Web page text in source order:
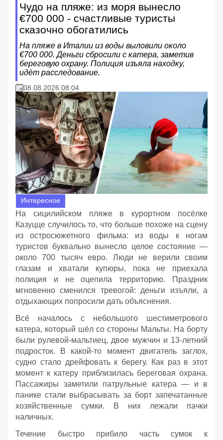
Чудо на пляже: из моря вынесло
€700 000 - счастливые туристы
сказочно обогатились
На пляже в Италии из воды выловили около
€700 000. Деньги сбросили с катера, заметив
береговую охрану. Полиция изъяла находку,
идёт расследование.
08.08.2026 08:04
Интересное
На сицилийском пляже в курортном посёлке
Казуцце случилось то, что больше похоже на сцену
из остросюжетного фильма: из воды к ногам
туристов буквально вынесло целое состояние —
около 700 тысяч евро. Люди не верили своим
глазам и хватали купюры, пока не приехала
полиция и не оцепила территорию. Праздник
мгновенно сменился тревогой: деньги изъяли, а
отдыхающих попросили дать объяснения.
Всё началось с небольшого шестиметрового
катера, который шёл со стороны Мальты. На борту
были рулевой‑мальтиец, двое мужчин и 13‑летний
подросток. В какой‑то момент двигатель заглох,
судно стало дрейфовать к берегу. Как раз в этот
момент к катеру приблизилась береговая охрана.
Пассажиры заметили патрульные катера — и в
панике стали выбрасывать за борт запечатанные
хозяйственные сумки. В них лежали пачки
наличных.
Течение быстро прибило часть сумок к